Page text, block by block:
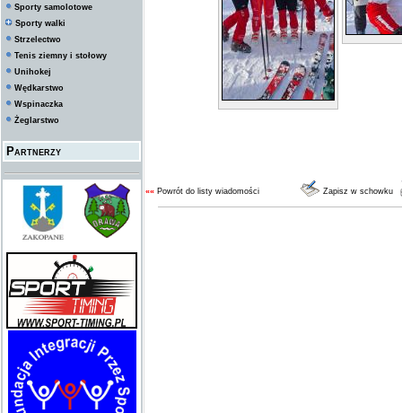
Sporty samolotowe
Sporty walki
Strzelectwo
Tenis ziemny i stołowy
Unihokej
Wędkarstwo
Wspinaczka
Żeglarstwo
Partnerzy
«« Powrót do listy wiadomości Zapisz w schowku